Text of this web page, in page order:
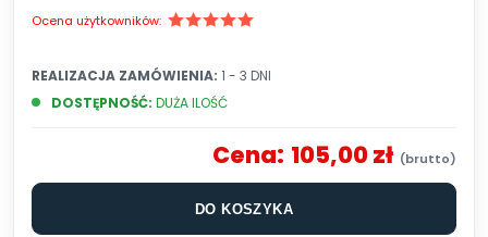
Ocena użytkowników:
DOSTĘPNOŚĆ: DUŻA ILOŚĆ
REALIZACJA ZAMÓWIENIA: 1 - 3 DNI
Cena: 105,00 zł
DO KOSZYKA